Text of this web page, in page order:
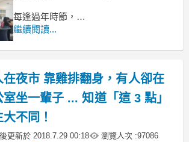
每逢過年時節，
大夥都會外出走春、吃美食
雞排可算是台灣人的國民美食
繼續閱讀...
在夜市 靠雞排翻身，有人卻在
室坐一輩子 ... 知道「這 3 點」
不同！
更新於 2018.7.29 00:18 瀏覽人次 :97086